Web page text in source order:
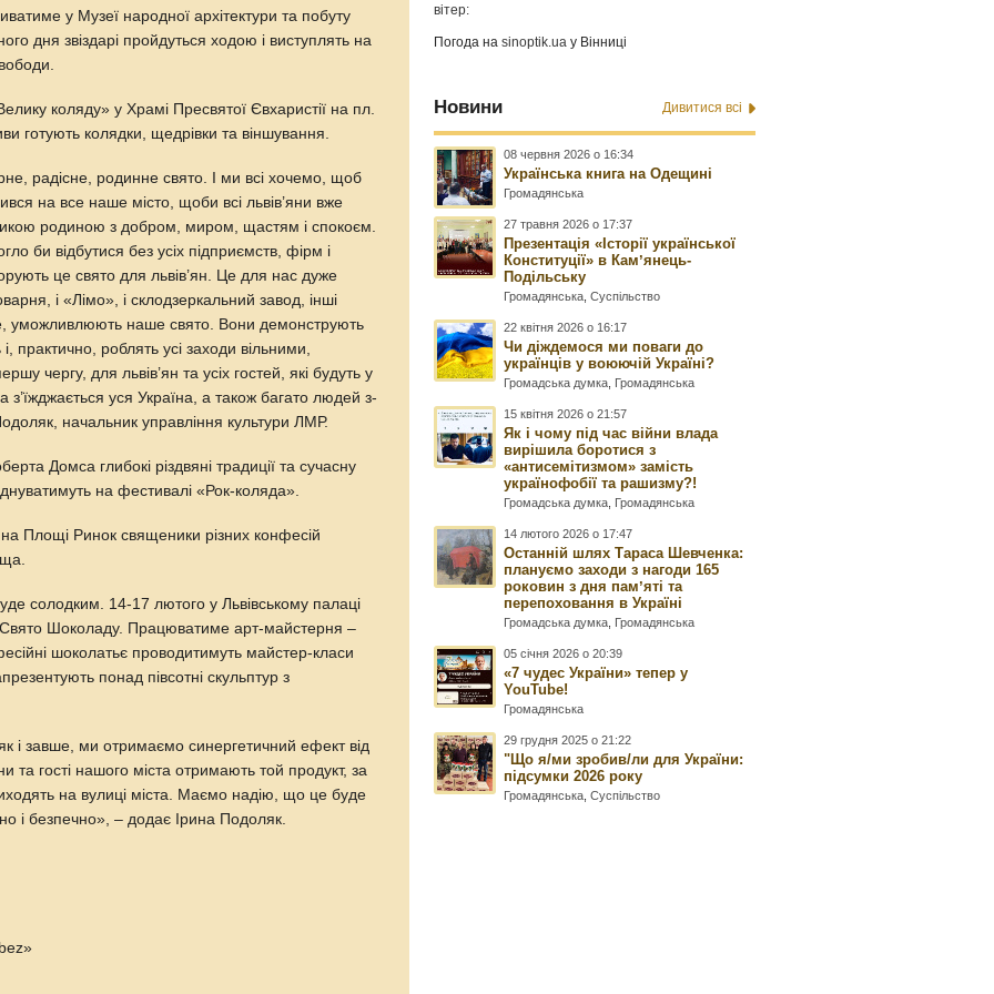
у Музеї народної архітектури та побуту
дня звіздарі пройдуться ходою і виступлять на
коляду» у Храмі Пресвятої Євхаристії на пл.
готують колядки, щедрівки та віншування.
радісне, родинне свято. І ми всі хочемо, щоб
на все наше місто, щоби всі львів’яни вже
родиною з добром, миром, щастям і спокоєм.
би відбутися без усіх підприємств, фірм і
це свято для львів’ян. Це для нас дуже
і «Лімо», і склодзеркальний завод, інші
уможливлюють наше свято. Вони демонструють
і, практично, роблять усі заходи вільними,
чергу, для львів’ян та усіх гостей, які будуть у
з’їжджається уся Україна, а також багато людей з-
начальник управління культури ЛМР.
Домса глибокі різдвяні традиції та сучасну
на фестивалі «Рок-коляда».
на Площі Ринок священики різних конфесій
солодким. 14-17 лютого у Львівському палаці
Свято Шоколаду. Працюватиме арт-майстерня –
шоколатьє проводитимуть майстер-класи
понад півсотні скульптур з
і завше, ми отримаємо синергетичний ефект від
та гості нашого міста отримають той продукт, за
на вулиці міста. Маємо надію, що це буде
і безпечно», – додає Ірина Подоляк.
вітер:
Погода наsinoptik.ua у Вінниці
Новини Дивитися всі
08 червня 2026 о 16:34
Українська книга на Одещині
Громадянська
27 травня 2026 о 17:37
Презентація «Історії української
Конституції» в Камʼянець-
Подільську
Громадянська ,Суспільство
22 квітня 2026 о 16:17
Чи діждемося ми поваги до
українців у воюючій Україні?
Громадська думка Громадянська
15 квітня 2026 о 21:57
Як і чому під час війни влада
вирішила боротися з
«антисемітизмом» замість
українофобії та рашизму?!
Громадська думка Громадянська
14 лютого 2026 о 17:47
Останній шлях Тараса Шевченка:
плануємо заходи з нагоди 165
роковин з дня памʼяті та
перепоховання в Україні
Громадська думка Громадянська
05 січня 2026 о 20:39
«7 чудес України» тепер у
YouTube!
Громадянська
29 грудня 2025 о 21:22
"Що я/ми зробив/ли для України:
підсумки 2026 року
Громадянська ,Суспільство